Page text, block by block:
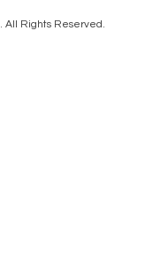
. All Rights Reserved.